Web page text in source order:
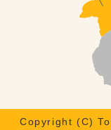
Copyright (C)